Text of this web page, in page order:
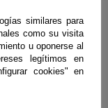
similares para
como su visita
u oponerse al
legítimos en
cookies" en